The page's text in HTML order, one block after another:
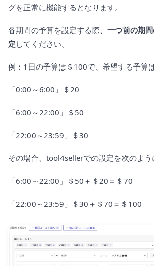
グを正常に機能するとなります。
各期間の予算を設定する際、 一つ前の期
定 してください。
例：1日の予算は＄100で、希望する予算
「0:00～6:00」＄20
「6:00～22:00」＄50
「22:00～23:59」＄30
その場合、tool4sellerでの設定を次のよう
「6:00～22:00」＄50＋＄20＝＄70
「22:00～23:59」＄30＋＄70＝＄100